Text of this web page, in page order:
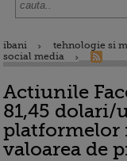
ibani
tehnologie si
social media
Actiunile
81,45
platformelor
valoarea de